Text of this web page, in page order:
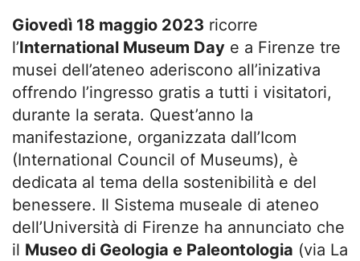
Giovedì 18 maggio 2023 ricorre
l’International Museum Day e a Firenze tre
musei dell’ateneo aderiscono all’inizativa
offrendo l’ingresso gratis a tutti i visitatori,
durante la serata. Quest’anno la
manifestazione, organizzata dall’Icom
(International Council of Museums), è
dedicata al tema della sostenibilità e del
benessere. Il Sistema museale di ateneo
dell’Università di Firenze ha annunciato che
il Museo di Geologia e Paleontologia (via La